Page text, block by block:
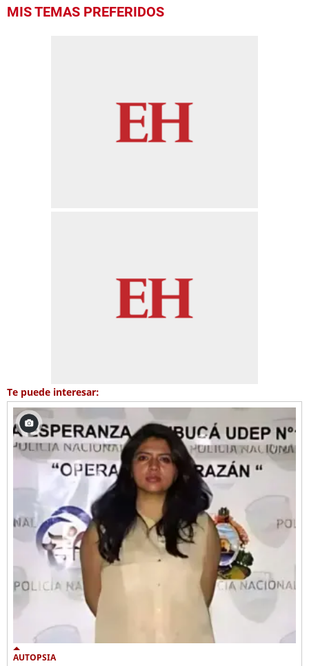
MIS TEMAS PREFERIDOS
Te puede interesar:
AUTOPSIA